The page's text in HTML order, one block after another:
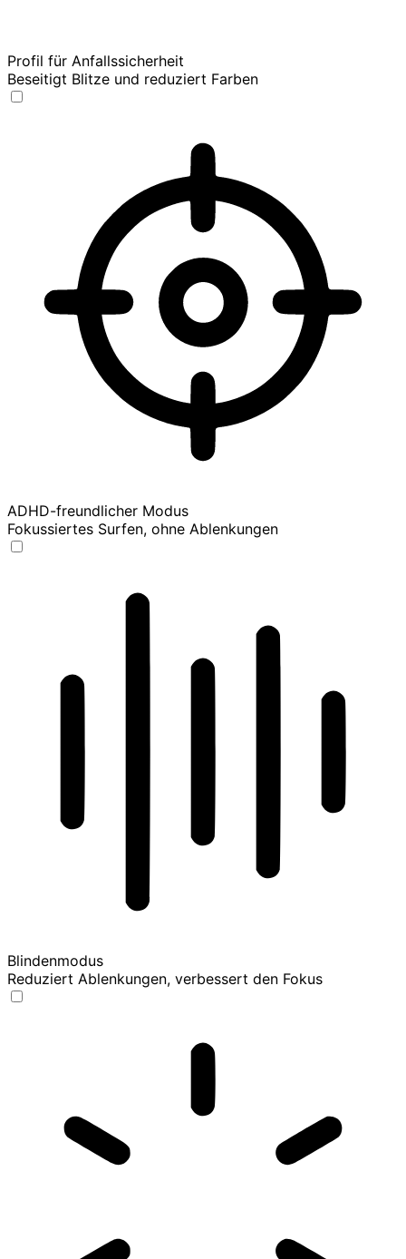
Profil für Anfallssicherheit
Beseitigt Blitze und reduziert Farben
ADHD-freundlicher Modus
Fokussiertes Surfen, ohne Ablenkungen
Blindenmodus
Reduziert Ablenkungen, verbessert den Fokus